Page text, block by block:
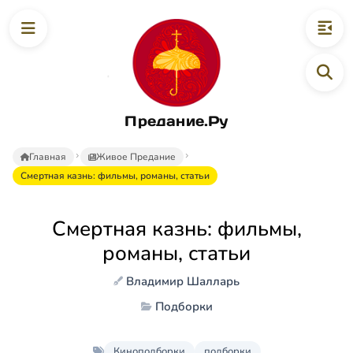
Предание.Ру
Главная
Живое Предание
Смертная казнь: фильмы, романы, статьи
Смертная казнь: фильмы,
романы, статьи
Владимир Шалларь
Подборки